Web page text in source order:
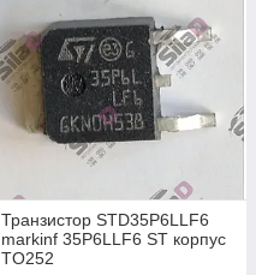
Транзистор STD35P6LLF6
markinf 35P6LLF6 ST корпус
TO252